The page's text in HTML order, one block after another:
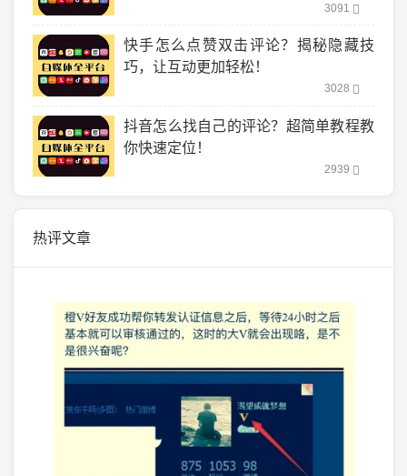
3091
快手怎么点赞双击评论？揭秘隐藏技
巧，让互动更加轻松！
3028
抖音怎么找自己的评论？超简单教程教
你快速定位！
2939
热评文章